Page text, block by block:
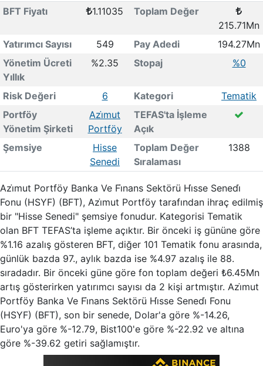
BFT Fiyatı 1.11035
Toplam Değer
215.71Mn
Yatırımcı Sayısı
549 Pay Adedi
194.27Mn
Yönetim Ücreti
Yıllık
%2.35 Stopaj %0
Risk Değeri 6 Kategori
Tematik
Portföy
Yönetim Şirketi
Azi̇mut
Portföy
TEFAS'ta İşleme
Açık
Şemsiye
Hisse
Senedi
Toplam Değer
Sıralaması
1388
Azi̇mut Portföy Banka Ve Fi̇nans Sektörü Hi̇sse Senedi̇
Fonu (HSYF) (BFT), Azi̇mut Portföy tarafından ihraç edilmiş
bir "Hisse Senedi" şemsiye fonudur. Kategorisi Tematik
olan BFT TEFAS’ta işleme açıktır. Bir önceki iş gününe göre
%1.16 azalış gösteren BFT, diğer 101 Tematik fonu arasında,
günlük bazda 97., aylık bazda ise %4.97 azalış ile 88.
sıradadır. Bir önceki güne göre fon toplam değeri ₺6.45Mn
artış gösterirken yatırımcı sayısı da 2 kişi artmıştır. Azi̇mut
Portföy Banka Ve Fi̇nans Sektörü Hi̇sse Senedi̇ Fonu
(HSYF) (BFT), son bir senede, Dolar'a göre %-14.26,
Euro'ya göre %-12.79, Bist100'e göre %-22.92 ve altına
göre %-39.62 getiri sağlamıştır.